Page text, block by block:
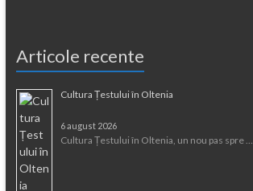
Articole recente
Cultura Țestului în Oltenia
6 august 2026
Cultura Țestului în Oltenia, un nou pas spre …